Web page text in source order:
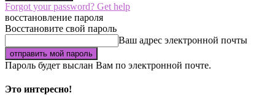
Forgot your password? Get help
восстановление пароля
Восстановите свой пароль
Ваш адрес электронной почты
Пароль будет выслан Вам по электронной почте.
Это интересно!